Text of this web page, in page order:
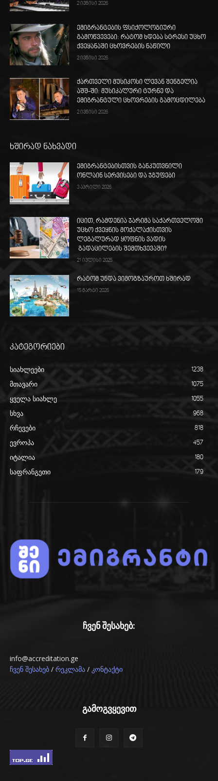
2 ივნისი 2026
ემიგრანტების ფსიქოლოგიური
გამოწვევები: რატომ ხდება სტრესი უცხო
ქვეყანაში ცხოვრების ნაწილი
2 ივნისი 2026
ქართველი მუსიკოსი ლევან შენგელია
აშშ-ში: მუსიკალური ტურნე და
ემიგრანტული ცხოვრების გამოცდილება
2 ივნისი 2026
ხშირად ნახვადი
ემიგრანტებისთვის განკუთვნილი
ონლაინ სერვისები და ჯგუფები
3 აპრილი 2026
იცით, რამდენია ჯარიმა საქართველოში
უცხო ქვეყნის მოქალაქისთვის
ლეგალურად ყოფნის ვადის
გადაცილების შემთხვევაში?
21 ივლისი 2025
რატომ უნდა ვიმოგზაუროთ ხშირად
15 მარტი 2026
კატეგორიები
სიახლეები 1238
მთავარი 1075
ყველა სიახლე 1055
სხვა 968
რჩევები 818
ევროპა 457
იტალია 180
საფრანგეთი 179
ჩვენ შესახებ:
info@accreditation.ge
ჩვენ შესახებ / რეკლამა / კონტაქტი
გამოგვყევით